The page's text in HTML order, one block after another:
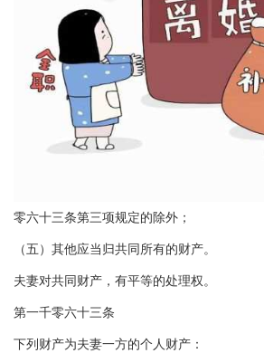
零六十三条第三项规定的除外；
（五）其他应当归共同所有的财产。
夫妻对共同财产，有平等的处理权。
第一千零六十三条
下列财产为夫妻一方的个人财产：